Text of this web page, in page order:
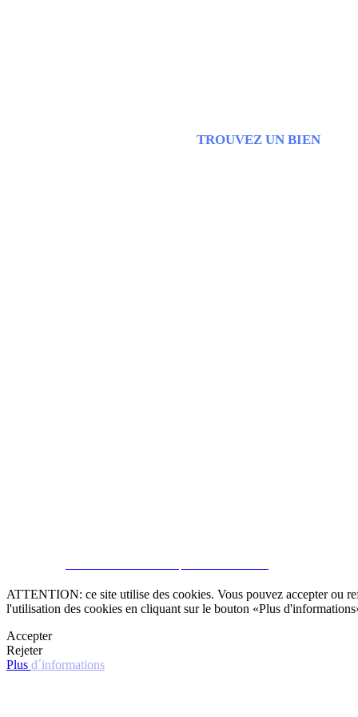
TROUVEZ UN BIEN
ATTENTION: ce site utilise des cookies. Vous pouvez accepter ou
l'utilisation des cookies en cliquant sur le bouton «Plus
Accepter
Rejeter
Plus d´informations